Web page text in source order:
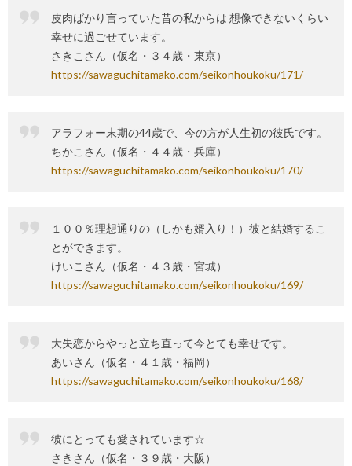
皮肉ばかり言っていた昔の私からは 想像できないくらい
幸せに過ごせています。
さきこさん（仮名・３４歳・東京）
https://sawaguchitamako.com/seikonhoukoku/171/
アラフォー末期の44歳で、今の方が人生初の彼氏です。
ちかこさん（仮名・４４歳・兵庫）
https://sawaguchitamako.com/seikonhoukoku/170/
１００％理想通りの（しかも婿入り！）彼と結婚するこ
とができます。
けいこさん（仮名・４３歳・宮城）
https://sawaguchitamako.com/seikonhoukoku/169/
大失恋からやっと立ち直って今とても幸せです。
あいさん（仮名・４１歳・福岡）
https://sawaguchitamako.com/seikonhoukoku/168/
彼にとっても愛されています☆
さきさん（仮名・３９歳・大阪）